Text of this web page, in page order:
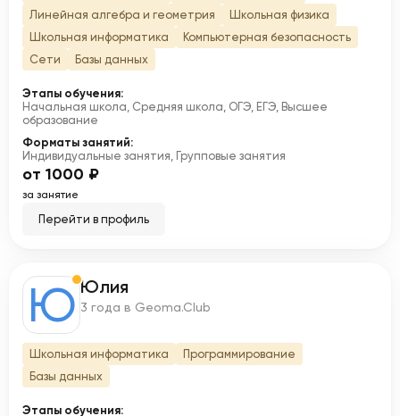
Линейная алгебра и геометрия
Школьная физика
Школьная информатика
Компьютерная безопасность
Сети
Базы данных
Этапы обучения:
Начальная школа, Средняя школа, ОГЭ, ЕГЭ, Высшее
образование
Форматы занятий:
Индивидуальные занятия, Групповые занятия
от 1000 ₽
за занятие
Перейти в профиль
Ю Юлия
3 года в Geoma.Club
Школьная информатика
Программирование
Базы данных
Этапы обучения: